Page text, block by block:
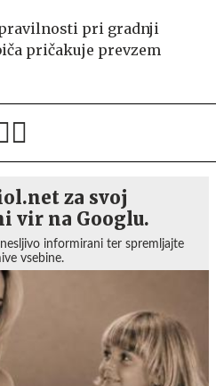
pri gradnji
pričakuje prevzem
za svoj
vir na Googlu.
informirani ter spremljajte
vsebine.